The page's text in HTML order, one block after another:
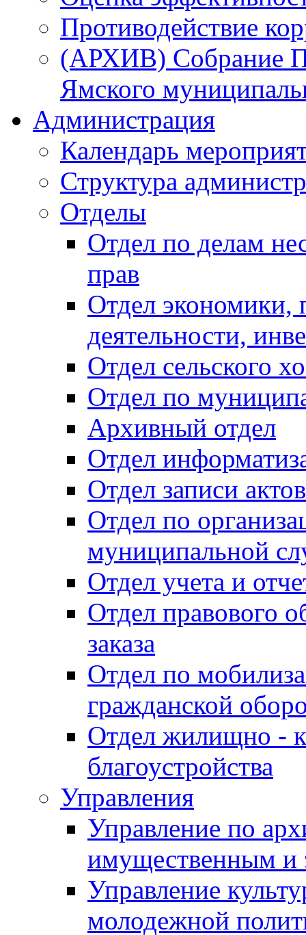
Противодействие
(АРХИВ) Собрание
Ямского
Администрация
Календарь
Структура
Отделы
Отдел по делам
прав
Отдел экономики,
деятельности,
Отдел сельского
Отдел по
Архивный отдел
Отдел
Отдел записи
Отдел по
муниципальной
Отдел учета и
Отдел правового
заказа
Отдел по
гражданской
Отдел жилищно -
благоустройства
Управления
Управление по
имущественным и
Управление
молодежной